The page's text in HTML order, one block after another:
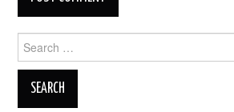
for: